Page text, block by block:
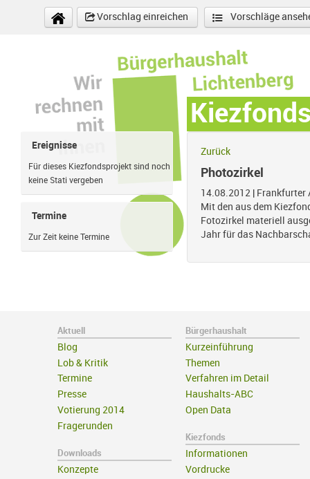
Direkt zum Inhalt
Vorschlag einreichen
Vorschläge
Ereignisse
Für dieses Kiezfondsprojekt sind noch
keine Stati vergeben
Termine
Zur Zeit keine Termine
Zurück
Photozirkel
14.08.2012
Frankfurter
Mit den aus dem
Fotozirkel materiell
Jahr für das
Aktuell
Blog
Lob & Kritik
Termine
Presse
Votierung 2014
Fragerunden
Downloads
Konzepte
Bürgerhaushalt
Kurzeinführung
Themen
Verfahren im Detail
Haushalts-ABC
Open Data
Kiezfonds
Informationen
Vordrucke